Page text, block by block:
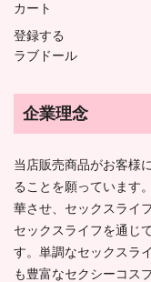
カート
登録する
ラブドール
企業理念
当店販売商品がお客様
ることを願っています
華させ、セックスライ
セックスライフを通じ
す。単調なセックスラ
も豊富なセクシーコス